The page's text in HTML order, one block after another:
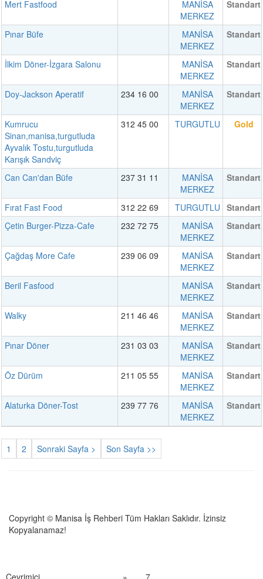
Mert Fastfood
MANİSA
MERKEZ
Standart
Pınar Büfe
MANİSA
MERKEZ
Standart
İlkim Döner-İzgara Salonu
MANİSA
MERKEZ
Standart
Doy-Jackson Aperatif 234 16 00
MANİSA
MERKEZ
Standart
Kumrucu
Sinan,manisa,turgutluda
Ayvalık Tostu,turgutluda
Karışık Sandviç
312 45 00 TURGUTLU Gold
Can Can'dan Büfe 237 31 11
MANİSA
MERKEZ
Standart
Fırat Fast Food 312 22 69 TURGUTLU Standart
Çetin Burger-Pizza-Cafe
232 72 75
MANİSA
MERKEZ
Standart
Çağdaş More Cafe 239 06 09
MANİSA
MERKEZ
Standart
Beril Fasfood
MANİSA
MERKEZ
Standart
Walky 211 46 46
MANİSA
MERKEZ
Standart
Pınar Döner 231 03 03
MANİSA
MERKEZ
Standart
Öz Dürüm 211 05 55
MANİSA
MERKEZ
Standart
Alaturka Döner-Tost 239 77 76
MANİSA
MERKEZ
Standart
1 2 Sonraki Sayfa > Son Sayfa >>
Copyright © Manisa İş Rehberi Tüm Hakları Saklıdır. İzinsiz
Kopyalanamaz!
Çevrimiçi » 7